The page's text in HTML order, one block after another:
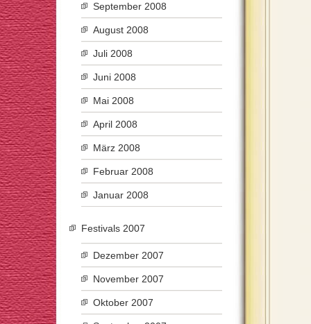
September 2008
August 2008
Juli 2008
Juni 2008
Mai 2008
April 2008
März 2008
Februar 2008
Januar 2008
Festivals 2007
Dezember 2007
November 2007
Oktober 2007